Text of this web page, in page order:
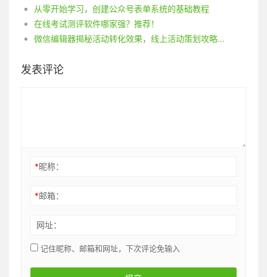
从零开始学习，创建公众号表单系统的基础教程
在线考试测评软件哪家强？推荐！
微信编辑器揭秘活动转化效果，线上活动策划攻略全解
发表评论
*昵称：
*邮箱：
网址：
记住昵称、邮箱和网址，下次评论免输入